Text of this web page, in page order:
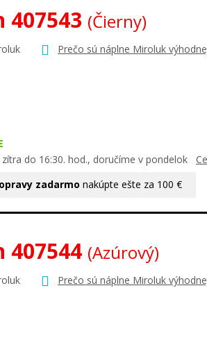
407543 (Čierny)
Prečo sú náplne Miroluk
do 16:30. hod., doručíme v pondelok
zadarmo nakúpte ešte za 100 €
407544 (Azúrový)
Prečo sú náplne Miroluk